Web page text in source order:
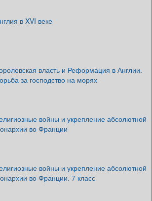
в XVI веке
власть и Реформация в Англии.
за господство на морях
войны и укрепление абсолютной
во Франции
войны и укрепление абсолютной
во Франции. 7 класс